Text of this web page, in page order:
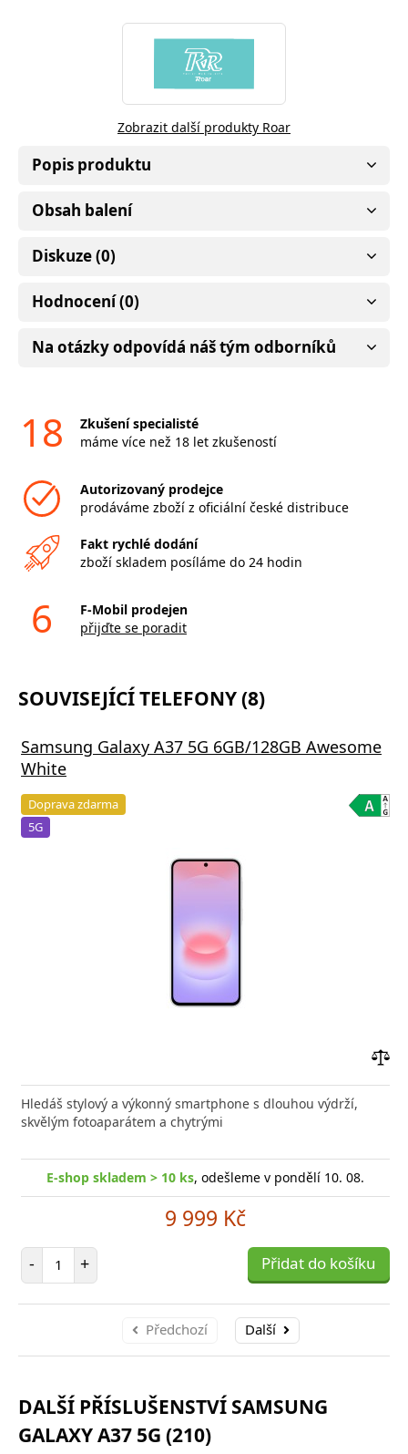
Zobrazit další produkty Roar
Popis produktu
Obsah balení
Diskuze (0)
Hodnocení (0)
Na otázky odpovídá náš tým odborníků
18
Zkušení specialisté
máme více než 18 let zkušeností
Autorizovaný prodejce
prodáváme zboží z oficiální české distribuce
Fakt rychlé dodání
zboží skladem posíláme do 24 hodin
6
F-Mobil prodejen
přijďte se poradit
SOUVISEJÍCÍ TELEFONY (8)
Samsung Galaxy A37 5G 6GB/128GB Awesome
White
Doprava zdarma
5G
Hledáš stylový a výkonný smartphone s dlouhou výdrží,
skvělým fotoaparátem a chytrými
E-shop skladem > 10 ks, odešleme v pondělí 10. 08.
9 999 Kč
- Počet položek
+ Přidat do košíku
Předchozí Další
DALŠÍ PŘÍSLUŠENSTVÍ SAMSUNG
GALAXY A37 5G (210)